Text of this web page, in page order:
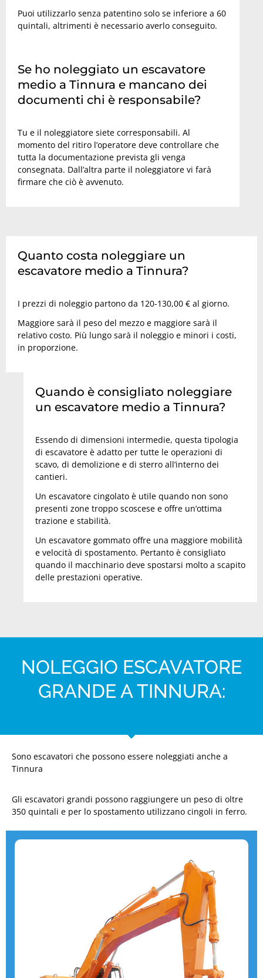
Puoi utilizzarlo senza patentino solo se inferiore a 60
quintali, altrimenti è necessario averlo conseguito.
Se ho noleggiato un escavatore
medio a Tinnura e mancano dei
documenti chi è responsabile?
Tu e il noleggiatore siete corresponsabili. Al
momento del ritiro l’operatore deve controllare che
tutta la documentazione prevista gli venga
consegnata. Dall’altra parte il noleggiatore vi farà
firmare che ciò è avvenuto.
Quanto costa noleggiare un
escavatore medio a Tinnura?
I prezzi di noleggio partono da 120-130,00 € al giorno.
Maggiore sarà il peso del mezzo e maggiore sarà il
relativo costo. Più lungo sarà il noleggio e minori i costi,
in proporzione.
Quando è consigliato noleggiare
un escavatore medio a Tinnura?
Essendo di dimensioni intermedie, questa tipologia
di escavatore è adatto per tutte le operazioni di
scavo, di demolizione e di sterro all’interno dei
cantieri.
Un escavatore cingolato è utile quando non sono
presenti zone troppo scoscese e offre un’ottima
trazione e stabilità.
Un escavatore gommato offre una maggiore mobilità
e velocità di spostamento. Pertanto è consigliato
quando il macchinario deve spostarsi molto a scapito
delle prestazioni operative.
NOLEGGIO ESCAVATORE
GRANDE A TINNURA:
Sono escavatori che possono essere noleggiati anche a
Tinnura
Gli escavatori grandi possono raggiungere un peso di oltre
350 quintali e per lo spostamento utilizzano cingoli in ferro.